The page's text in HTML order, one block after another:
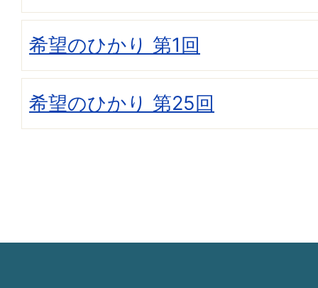
希望のひかり 第1回
希望のひかり 第25回